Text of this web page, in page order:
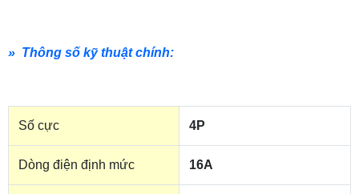
» Thông số kỹ thuật chính:
Số cực 4P
Dòng điện định mức 16A